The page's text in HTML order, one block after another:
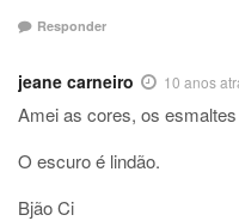
Responder
jeane carneiro 10 anos
Amei as cores, os
O escuro é lindão.
Bjão Ci